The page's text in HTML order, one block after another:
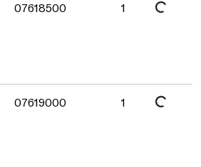
07618500 1
Daten werden geladen. Bitte warten...
07619000 1
Daten werden geladen. Bitte warten...